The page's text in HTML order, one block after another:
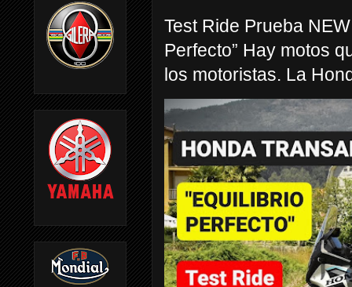
Test Ride Prueba
Perfecto” Hay motos
los motoristas. La